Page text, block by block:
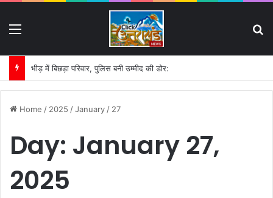
भीड़ में बिछड़ा परिवार, पुलिस बनी उम्मीद की डोर:
Home / 2025 /January / 27
Day: January 27,
2025